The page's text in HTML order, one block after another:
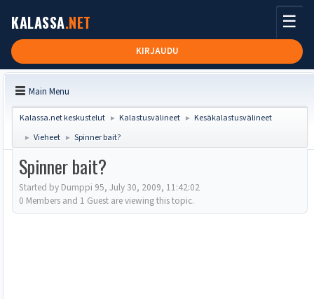
KALASSA.NET
KIRJAUDU
☰
Main Menu
Kalassa.net keskustelut ► Kalastusvälineet ► Kesäkalastusvälineet
► Vieheet ► Spinner bait?
Spinner bait?
Started by Dumppi 95, July 30, 2009, 11:42:02
0 Members and 1 Guest are viewing this topic.